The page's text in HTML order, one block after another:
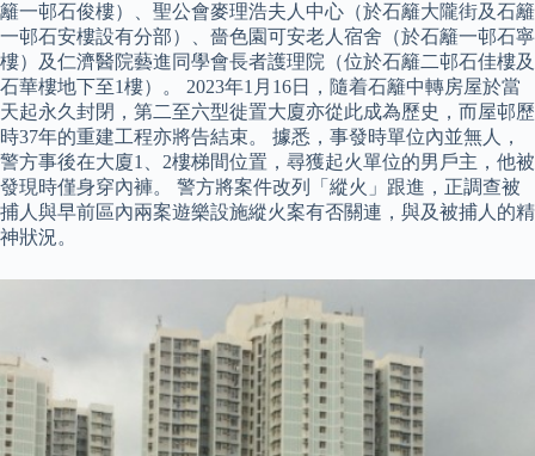
籬一邨石俊樓）、聖公會麥理浩夫人中心（於石籬大隴街及石籬
一邨石安樓設有分部）、嗇色園可安老人宿舍（於石籬一邨石寧
樓）及仁濟醫院藝進同學會長者護理院（位於石籬二邨石佳樓及
石華樓地下至1樓）。 2023年1月16日，隨着石籬中轉房屋於當
天起永久封閉，第二至六型徙置大廈亦從此成為歷史，而屋邨歷
時37年的重建工程亦將告結束。 據悉，事發時單位內並無人，
警方事後在大廈1、2樓梯間位置，尋獲起火單位的男戶主，他被
發現時僅身穿內褲。 警方將案件改列「縱火」跟進，正調查被
捕人與早前區內兩案遊樂設施縱火案有否關連，與及被捕人的精
神狀況。